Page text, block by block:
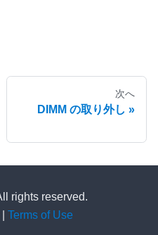
次へ
DIMM の取り外し
rights reserved.
Terms of Use